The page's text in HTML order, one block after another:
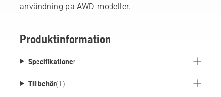
användning på AWD-modeller.
Produktinformation
Specifikationer
Tillbehör(1 )